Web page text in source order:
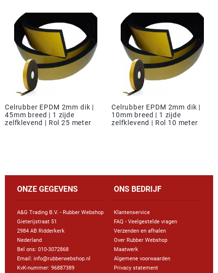
Celrubber EPDM 2mm dik |
45mm breed | 1 zijde
zelfklevend | Rol 25 meter
Celrubber EPDM 2mm dik |
10mm breed | 1 zijde
zelfklevend | Rol 10 meter
ONZE GEGEVENS
A&G Trading B.V. - Rubber Webshop
Gieterijstraat 51
2984 AB Ridderkerk
Nederland
Bel ons: 010-3072868
Email: info@rubberwebshop.nl
KvK-nummer: 96887389
ONS BEDRIJF
Klantenservice
FAQ - Veelgestelde vragen
Verzenden en afhalen
Over Rubber Webshop
Maatwerk
Algemene voorwaarden
Privacy statement